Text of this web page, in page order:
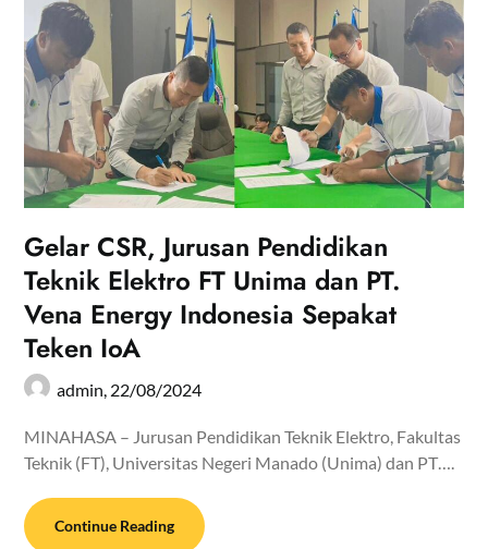
Gelar CSR, Jurusan Pendidikan
Teknik Elektro FT Unima dan PT.
Vena Energy Indonesia Sepakat
Teken IoA
admin, 22/08/2024
MINAHASA – Jurusan Pendidikan Teknik Elektro, Fakultas
Teknik (FT), Universitas Negeri Manado (Unima) dan PT….
Continue Reading